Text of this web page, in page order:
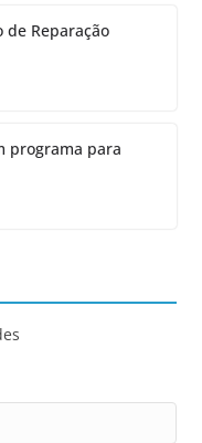
Reparação
programa para